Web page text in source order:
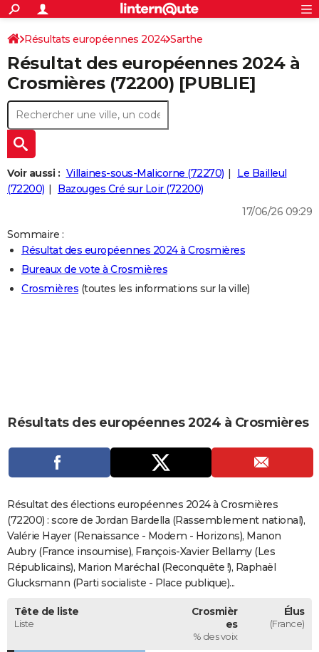
ACTUALITÉS
Politique
Société
Faits Divers
Education
Monde
Villes
+
SPORT
Coupe du monde 2026
Football
Tennis
Cyclisme
Rugby
Forum
Programme TV
TNT
Streaming
Cinéma
Sorties cinéma
Musique
+
FINANCE
Retraite
Impôts
Epargne
Immobilier
Risques naturels par ville
Banque
Assurance
Crédit
AUTO
Essais
Réserver un essai
Citadines
Berlines
SUV
Forum auto
+
HIGH-TECH
Mobiles
Meilleur smartphone
Internet
Ordinateurs
Jeux vidéo
Guide high-tech
+
BRICOLAGE
Guides de France
Escapades
Patrimoine
Expositions
Musées
Week-end nature
LIFESTYLE
Art de vivre
Bien-être
Loisirs
Mode
Modes de vie
CARTE DE VOEUX
Carte de Noël
Carte Bonne année
Carte Saint-Valentin
Carte Pâques
Carte d'anniversaire
DICTIONNAIRE
Dictionnaire
Biographies
Citations
Expressions
Proverbes
PROGRAMME TV
COPAINS D'AVANT
S'inscrire
Se connecter
Lycées
Collèges
Primaires
Universités
Entreprises
Service militaire
Avis de recherche
AVIS DE DÉCÈS
FORUM
S'inscrire
Connexion
Résultats européennes 2024 Sarthe
Résultat des européennes 2024 à
Crosmières (72200) [PUBLIE]
Voir aussi : Villaines-sous-Malicorne (72270)
Le Bailleul
(72200)
Bazouges Cré sur Loir (72200)
17/06/26 09:29
Sommaire :
Résultat des européennes 2024 à Crosmières
Bureaux de vote à Crosmières
Crosmières (toutes les informations sur la ville)
Résultats des européennes 2024 à Crosmières
Résultat des élections européennes 2024 à Crosmières
(72200) : score de Jordan Bardella (Rassemblement national),
Valérie Hayer (Renaissance - Modem - Horizons), Manon
Aubry (France insoumise), François-Xavier Bellamy (Les
Républicains), Marion Maréchal (Reconquête !), Raphaël
Glucksmann (Parti socialiste - Place publique)...
Tête de liste
Liste
Crosmièr
es
% des voix
Élus
(France)